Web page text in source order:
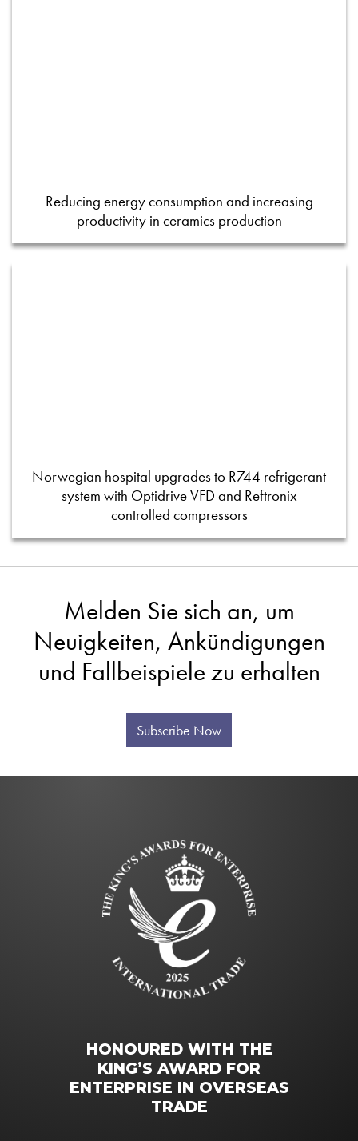
Reducing energy consumption and increasing
productivity in ceramics production
Norwegian hospital upgrades to R744 refrigerant
system with Optidrive VFD and Reftronix
controlled compressors
Melden Sie sich an, um
Neuigkeiten, Ankündigungen
und Fallbeispiele zu erhalten
Subscribe Now
HONOURED WITH THE
KING’S AWARD FOR
ENTERPRISE IN OVERSEAS
TRADE